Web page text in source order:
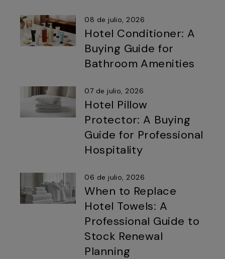
08 de julio, 2026
Hotel Conditioner: A
Buying Guide for
Bathroom Amenities
07 de julio, 2026
Hotel Pillow
Protector: A Buying
Guide for Professional
Hospitality
06 de julio, 2026
When to Replace
Hotel Towels: A
Professional Guide to
Stock Renewal
Planning